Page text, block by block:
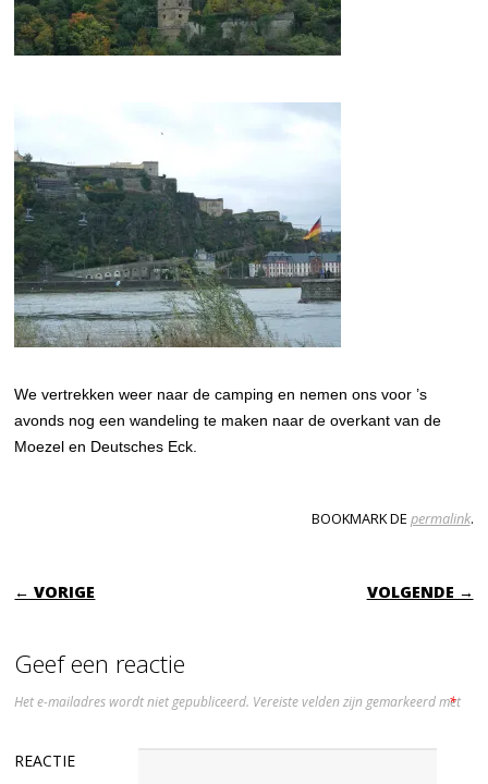
We vertrekken weer naar de camping en nemen ons voor ’s
avonds nog een wandeling te maken naar de overkant van de
Moezel en Deutsches Eck.
BOOKMARK DE permalink.
BERICHTNAVIGATIE
← VORIGE VOLGENDE →
Geef een reactie
Het e-mailadres wordt niet gepubliceerd. Vereiste velden zijn gemarkeerd met
*
REACTIE